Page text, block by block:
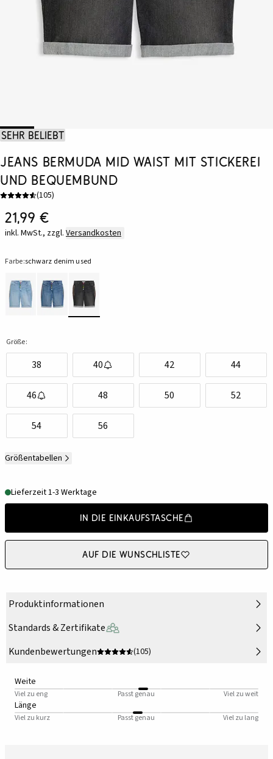
Sehr beliebt
Jeans Bermuda Mid Waist mit Stickerei
und Bequembund
(105)
21,99 €
inkl. MwSt., zzgl. Versandkosten
Farbe:schwarz denim used
Größe:
38 40 42 44
46 48 50 52
54 56
Größentabellen
Lieferzeit 1-3 Werktage
In die Einkaufstasche
Auf die Wunschliste
Produktinformationen
Standards & Zertifikate
Kundenbewertungen
(105)
Weite
Viel zu eng Passt genau Viel zu weit
Länge
Viel zu kurz Passt genau Viel zu lang